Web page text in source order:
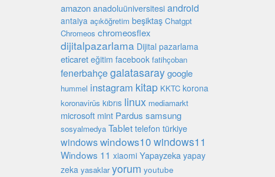
amazon anadoluüniversitesi android
antalya açıköğretim beşiktaş Chatgpt
Chromeos chromeosflex
dijitalpazarlama Dijital pazarlama
eticaret eğitim facebook fatihçoban
fenerbahçegalatasaray google
hummel instagram kitap KKTC korona
koronavirüs kıbrıs linux mediamarkt
microsoft mint Pardus samsung
sosyalmedya Tablet telefon türkiye
windowswindows10 windows11
Windows 11 xiaomi Yapayzeka yapay
zeka yasaklar yorum youtube